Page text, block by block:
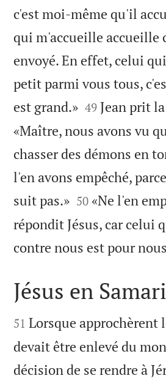
c'est moi-même qu'il
qui m'accueille accueille
envoyé. En effet, celui
petit parmi vous tous,
est grand.»
49 Jean prit
«Maître, nous avons vu
chasser des démons en
l'en avons empêché,
suit pas.»
50 «Ne l'en
répondit Jésus, car celui
contre nous est pour

Jésus en

51 Lorsque approchèrent
devait être enlevé du
décision de se rendre à